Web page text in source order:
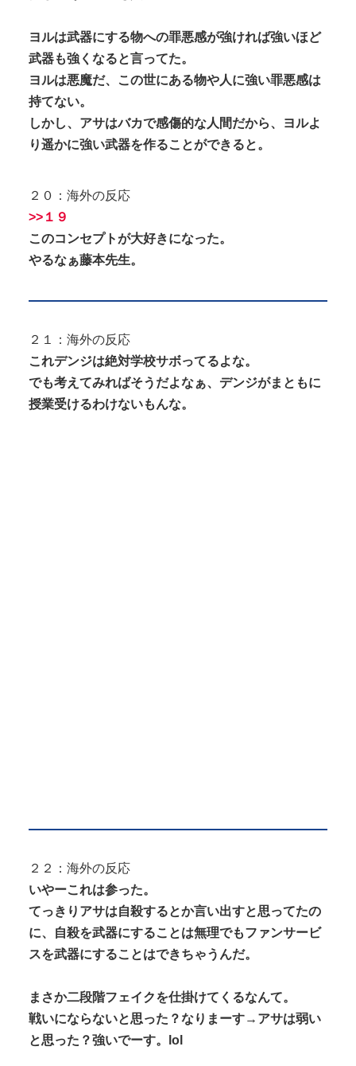
ヨルは武器にする物への罪悪感が強ければ強いほど
武器も強くなると言ってた。
ヨルは悪魔だ、この世にある物や人に強い罪悪感は
持てない。
しかし、アサはバカで感傷的な人間だから、ヨルよ
り遥かに強い武器を作ることができると。
２０：海外の反応
>>１９
このコンセプトが大好きになった。
やるなぁ藤本先生。
２１：海外の反応
これデンジは絶対学校サボってるよな。
でも考えてみればそうだよなぁ、デンジがまともに
授業受けるわけないもんな。
２２：海外の反応
いやーこれは参った。
てっきりアサは自殺するとか言い出すと思ってたの
に、自殺を武器にすることは無理でもファンサービ
スを武器にすることはできちゃうんだ。
まさか二段階フェイクを仕掛けてくるなんて。
戦いにならないと思った？なりまーす→アサは弱い
と思った？強いでーす。lol